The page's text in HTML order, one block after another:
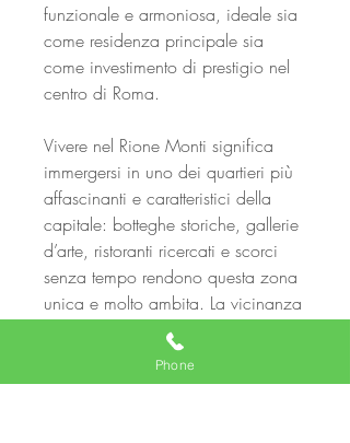
funzionale e armoniosa, ideale sia
come residenza principale sia
come investimento di prestigio nel
centro di Roma.
Vivere nel Rione Monti significa
immergersi in uno dei quartieri più
affascinanti e caratteristici della
capitale: botteghe storiche, gallerie
d’arte, ristoranti ricercati e scorci
senza tempo rendono questa zona
unica e molto ambita. La vicinanza
alla metro Cavour garantisce inoltre
collegamenti rapidi con tutta la
città.
Phone